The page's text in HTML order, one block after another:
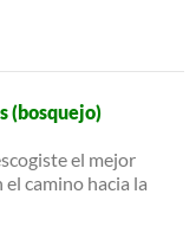
(bosquejo)
el mejor
camino hacia la